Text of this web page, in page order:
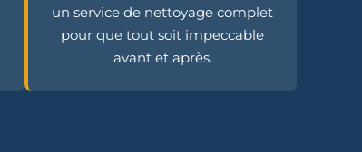
un service de nettoyage complet
pour que tout soit impeccable
avant et après.